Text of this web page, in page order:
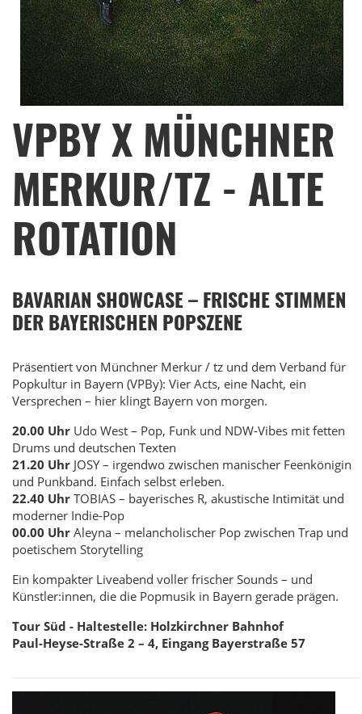
VPBY X MÜNCHNER
MERKUR/TZ - ALTE
ROTATION
BAVARIAN SHOWCASE – FRISCHE STIMMEN
DER BAYERISCHEN POPSZENE
Präsentiert von Münchner Merkur / tz und dem Verband für
Popkultur in Bayern (VPBy): Vier Acts, eine Nacht, ein
Versprechen – hier klingt Bayern von morgen.
20.00 Uhr Udo West – Pop, Funk und NDW-Vibes mit fetten
Drums und deutschen Texten
21.20 Uhr JOSY – irgendwo zwischen manischer Feenkönigin
und Punkband. Einfach selbst erleben.
22.40 Uhr TOBIAS – bayerisches R, akustische Intimität und
moderner Indie-Pop
00.00 Uhr Aleyna – melancholischer Pop zwischen Trap und
poetischem Storytelling
Ein kompakter Liveabend voller frischer Sounds – und
Künstler:innen, die die Popmusik in Bayern gerade prägen.
Tour Süd - Haltestelle: Holzkirchner Bahnhof
Paul-Heyse-Straße 2 – 4, Eingang Bayerstraße 57